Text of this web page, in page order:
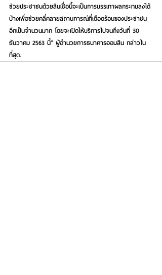
ช่วยประชาชนด้วยสินเชื่อนี้จะเป็นการบรรเทาผลกระทบลงได้
บ้างเพื่อช่วยคลี่คลายสถานการณ์ที่เดือดร้อนของประชาชน
อีกเป็นจำนวนมาก โดยจะเปิดให้บริการไปจนถึงวันที่ 30
ธันวาคม 2563 นี้” ผู้อำนวยการธนาคารออมสิน กล่าวใน
ที่สุด.